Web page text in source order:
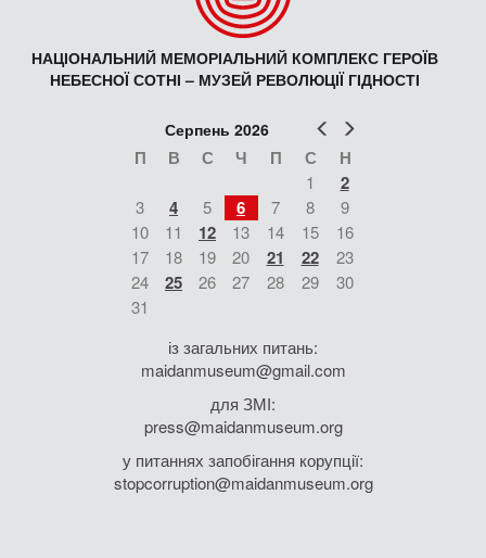
НАЦІОНАЛЬНИЙ МЕМОРІАЛЬНИЙ КОМПЛЕКС ГЕРОЇВ
НЕБЕСНОЇ СОТНІ – МУЗЕЙ РЕВОЛЮЦІЇ ГІДНОСТІ
Попер
Серпень 2026
П В С Ч П С Н
1 2
3 4 5 6 7 8
9
10
11 12 13 14 15
16
17
18 19 20 21 22
23
24
25 26 27 28 29
30
31
із загальних питань:
maidanmuseum@gmail.com
для ЗМІ:
press@maidanmuseum.org
у питаннях запобігання корупції:
stopcorruption@maidanmuseum.org